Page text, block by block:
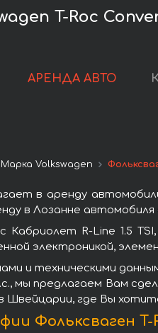
T-Roc
АРЕНДА АВТО
Марка Volkswagen
в аренду
в Лозанне
Кабриолет R-Line 1.5
электроникой,
и техническими
мы предлагаем Вам
Швейцарии, где Вы
Фольксваген T-